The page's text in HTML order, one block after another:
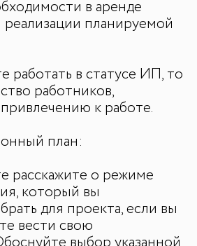
в аренде
планируемой
работать в статусе ИП, то
работников,
к работе.
план:
расскажите о режиме
который вы
для проекта, если вы
вести свою